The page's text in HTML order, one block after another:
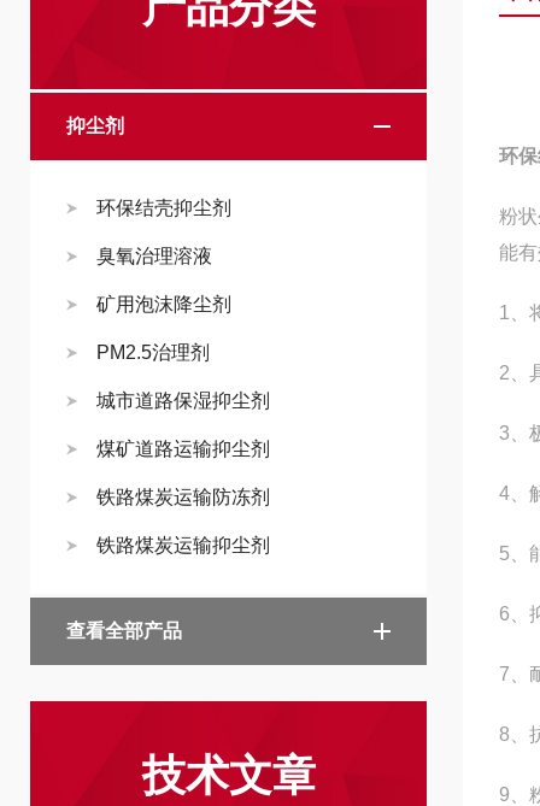
抑尘剂
环保结壳抑尘剂
臭氧治理溶液
矿用泡沫降尘剂
PM2.5治理剂
城市道路保湿抑尘剂
煤矿道路运输抑尘剂
铁路煤炭运输防冻剂
铁路煤炭运输抑尘剂
查看全部产品
技术文章
环
粉
能
1、
2、
3、
4、
5、
6、
7、
8、
9、